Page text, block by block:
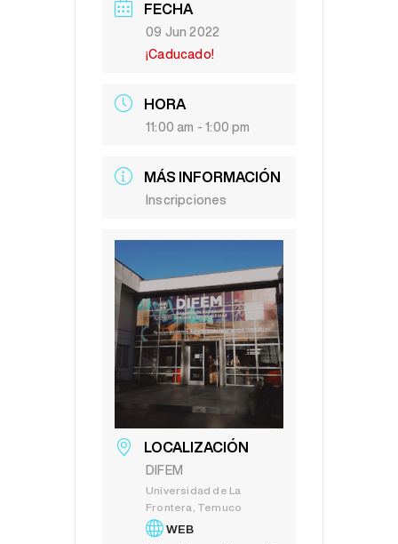
FECHA
09 Jun 2022
¡Caducado!
HORA
11:00 am - 1:00 pm
MÁS INFORMACIÓN
Inscripciones
LOCALIZACIÓN
DIFEM
Universidad de La
Frontera, Temuco
WEB